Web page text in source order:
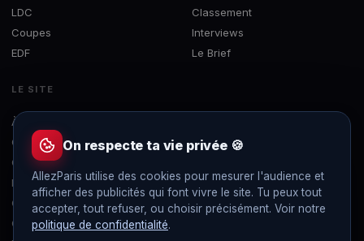
LDC
Coupes
EDF
Classement
Interviews
Le Brief
LE SITE
À propos
Concours
Contact
Mentions légales
Confidentialité
Gérer les cookies
On respecte ta vie privée 🍪
AllezParis utilise des cookies pour mesurer l'audience et
afficher des publicités qui font vivre le site. Tu peux tout
accepter, tout refuser, ou choisir précisément. Voir notre
politique de confidentialité.